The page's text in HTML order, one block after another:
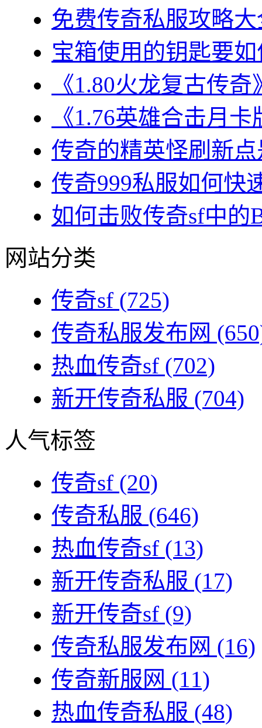
免费传奇私服攻略
宝箱使用的钥匙要
《1.80火龙复古传
《1.76英雄合击月
传奇的精英怪刷新
传奇999私服如何快
如何击败传奇sf中的
网站分类
传奇sf (725)
传奇私服发布网
热血传奇sf (702)
新开传奇私服 (704)
人气标签
传奇sf (20)
传奇私服 (646)
热血传奇sf (13)
新开传奇私服 (17)
新开传奇sf (9)
传奇私服发布网 (16)
传奇新服网 (11)
热血传奇私服 (48)